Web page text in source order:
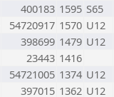
400183 1595 S65
54720917 1570 U12
398699 1479 U12
23443 1416
54721005 1374 U12
397015 1362 U12